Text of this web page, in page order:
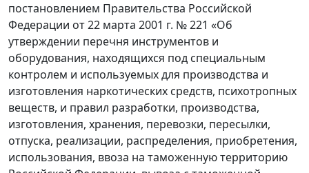
постановлением Правительства Российской
Федерации от 22 марта 2001 г. № 221 «Об
утверждении перечня инструментов и
оборудования, находящихся под специальным
контролем и используемых для производства и
изготовления наркотических средств, психотропных
веществ, и правил разработки, производства,
изготовления, хранения, перевозки, пересылки,
отпуска, реализации, распределения, приобретения,
использования, ввоза на таможенную территорию